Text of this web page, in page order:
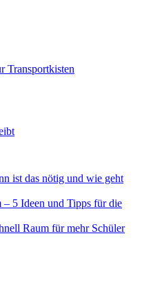
Transportkisten
ist das nötig und wie geht
– 5 Ideen und Tipps für die
Raum für mehr Schüler